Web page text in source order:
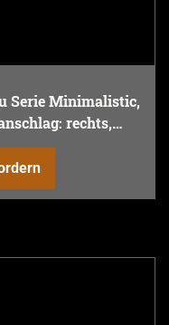
Serie Minimalistic,
rechts,